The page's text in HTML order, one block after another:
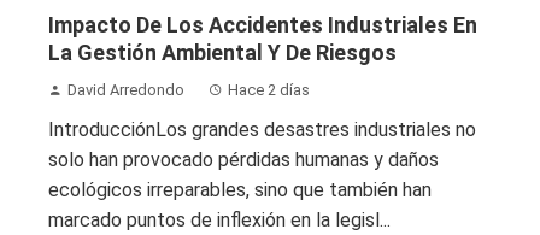
Impacto De Los Accidentes Industriales En
La Gestión Ambiental Y De Riesgos
David Arredondo Hace 2 días
IntroducciónLos grandes desastres industriales no
solo han provocado pérdidas humanas y daños
ecológicos irreparables, sino que también han
marcado puntos de inflexión en la legisl...